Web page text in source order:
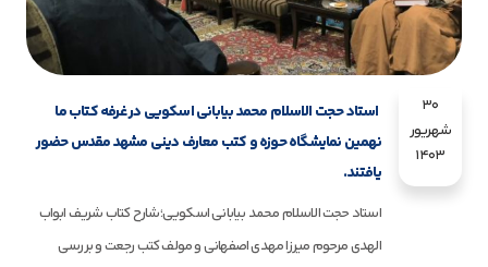
30
شهریور
1403
استاد حجت الاسلام محمد بیابانی اسکویی در غرفه کتاب ما
نهمین نمایشگاه حوزه و کتب معارف دینی مشهد مقدس حضور
یافتند.
استاد حجت الاسلام محمد بیابانی اسکویی؛شارح کتاب شریف ابواب
الهدی مرحوم میرزا مهدی اصفهانی و مولف کتب رجعت و بررسی